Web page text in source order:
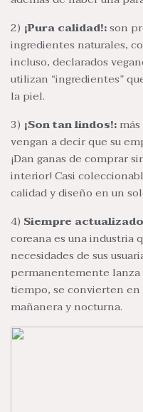
2) ¡Pura calidad!:son
ingredientes naturales,
incluso, declarados
utilizan “ingredientes”
la piel.
3) ¡Son tan lindos!:
vengan a decir que su
¡Dan ganas de comprar
interior! Casi
calidad y diseño en un
4) Siempre
coreana es una industria
necesidades de sus
permanentemente
tiempo, se convierten
mañanera y nocturna.